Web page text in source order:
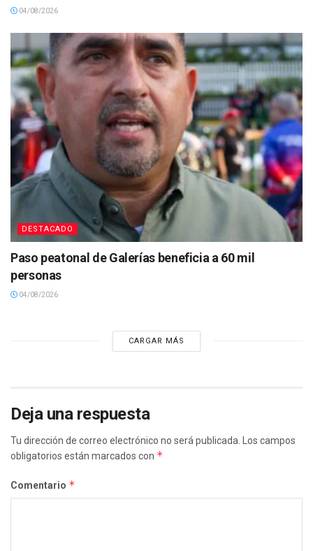
04/08/2026
DESTACADO
Paso peatonal de Galerías beneficia a 60 mil
personas
04/08/2026
CARGAR MÁS
Deja una respuesta
Tu dirección de correo electrónico no será publicada.
Los campos
obligatorios están marcados con *
Comentario *